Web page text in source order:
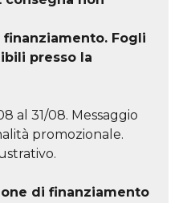
Fogli
presso la
al 31/08. Messaggio
promozionale.
di finanziamento